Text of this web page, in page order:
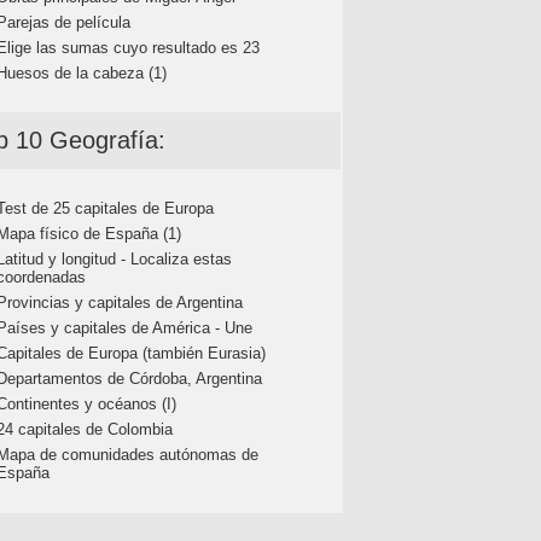
de película
las sumas cuyo resultado es 23
de la cabeza (1)
10 Geografía:
de 25 capitales de Europa
físico de España (1)
y longitud - Localiza estas
y capitales de Argentina
y capitales de América - Une
de Europa (también Eurasia)
de Córdoba, Argentina
y océanos (I)
capitales de Colombia
de comunidades autónomas de